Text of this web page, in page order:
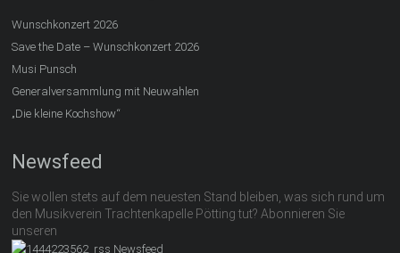
Wunschkonzert 2026
Save the Date – Wunschkonzert 2026
Musi Punsch
Generalversammlung mit Neuwahlen
„Die kleine Kochshow“
Newsfeed
Sie wollen stets auf dem neuesten Stand bleiben, was sich rund um
den Musikverein Trachtenkapelle Pötting tut? Abonnieren Sie
unseren
Newsfeed